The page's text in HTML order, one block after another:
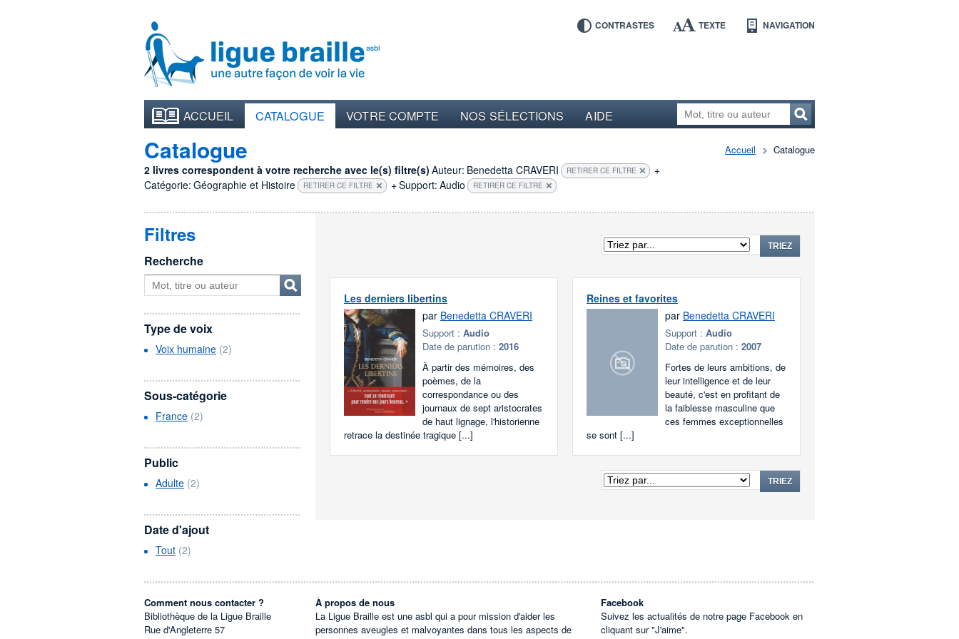
CONTRASTES TEXTE NAVIGATION
ACCUEIL CATALOGUE VOTRE COMPTE NOS SÉLECTIONS AIDE
Accueil Catalogue
Catalogue
2 livres correspondent à votre recherche avec le(s) filtre(s) Auteur: Benedetta CRAVERI RETIRER CE FILTRE
+
Catégorie: Géographie et Histoire RETIRER CE FILTRE +Support: Audio RETIRER CE FILTRE
TRIEZ
Les derniers libertins
par Benedetta CRAVERI
Support :Audio
Date de parution :2016
À partir des mémoires, des
poèmes, de la
correspondance ou des
journaux de sept aristocrates
de haut lignage, l'historienne
retrace la destinée tragique [...]
Reines et favorites
par Benedetta CRAVERI
Support : Audio
Date de parution : 2007
Fortes de leurs ambitions, de
leur intelligence et de leur
beauté, c'est en profitant de
la faiblesse masculine que
ces femmes exceptionnelles
se sont [...]
TRIEZ
Filtres
Recherche
Type de voix
Voix humaine (2)
Sous-catégorie
France (2)
Public
Adulte (2)
Date d'ajout
Tout (2)
Comment nous contacter ?
Bibliothèque de la Ligue Braille
Rue d'Angleterre 57
À propos de nous
La Ligue Braille est une asbl qui a pour mission d'aider les
personnes aveugles et malvoyantes dans tous les aspects de
Facebook
Suivez les actualités de notre page Facebook en
cliquant sur "J'aime".